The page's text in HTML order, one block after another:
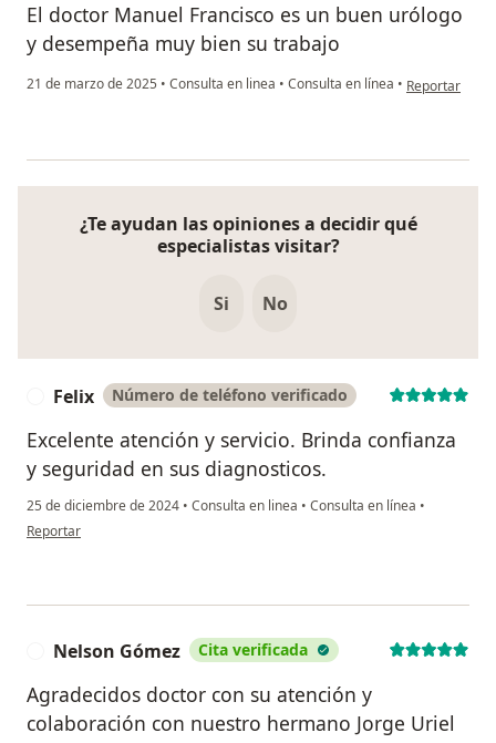
El doctor Manuel Francisco es un buen urólogo
y desempeña muy bien su trabajo
21 de marzo de 2025 • Consulta en linea • Consulta en línea • en opinión
Reportar
¿Te ayudan las opiniones a decidir qué
especialistas visitar?
Si No
Felix Número de teléfono verificado
Excelente atención y servicio. Brinda confianza
y seguridad en sus diagnosticos.
25 de diciembre de 2024 • Consulta en linea • Consulta en línea •
en opinión del usuario Felix
Reportar
Nelson Gómez Cita verificada
Agradecidos doctor con su atención y
colaboración con nuestro hermano Jorge Uriel